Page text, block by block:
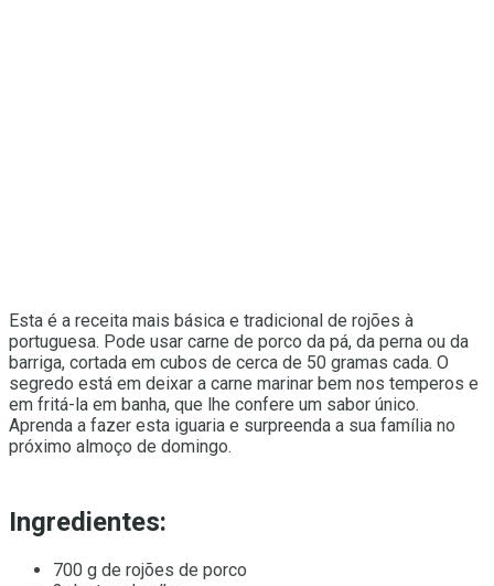
Esta é a receita mais básica e tradicional de rojões à
portuguesa. Pode usar carne de porco da pá, da perna ou da
barriga, cortada em cubos de cerca de 50 gramas cada. O
segredo está em deixar a carne marinar bem nos temperos e
em fritá-la em banha, que lhe confere um sabor único.
Aprenda a fazer esta iguaria e surpreenda a sua família no
próximo almoço de domingo.
Ingredientes:
700 g de rojões de porco